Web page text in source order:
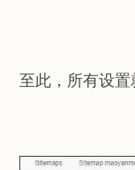
至此，所有设置